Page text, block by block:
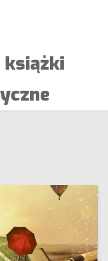
książki